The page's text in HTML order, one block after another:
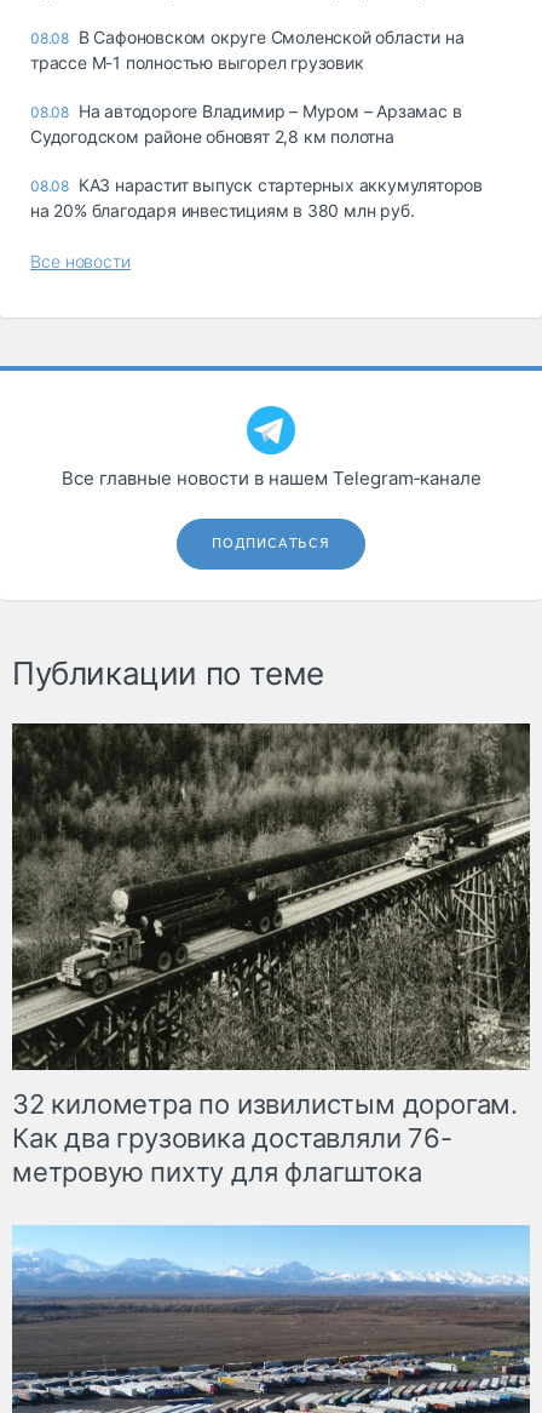
08.08 В Сафоновском округе Смоленской области на
трассе М-1 полностью выгорел грузовик
08.08 На автодороге Владимир – Муром – Арзамас в
Судогодском районе обновят 2,8 км полотна
08.08 КАЗ нарастит выпуск стартерных аккумуляторов
на 20% благодаря инвестициям в 380 млн руб.
Все новости
Все главные новости в нашем Telegram‑канале
ПОДПИСАТЬСЯ
Публикации по теме
32 километра по извилистым дорогам.
Как два грузовика доставляли 76-
метровую пихту для флагштока